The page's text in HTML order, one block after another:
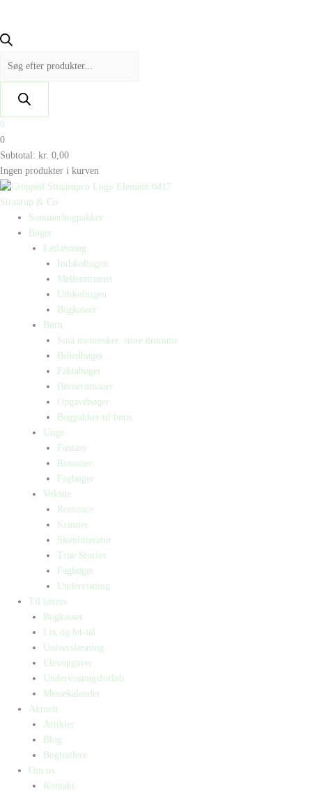
0
0
Subtotal: kr. 0,00
Ingen produkter i kurven
Straarup & Co
Sommerbogpakker
Bøger
Letlæsning
Indskolingen
Mellemtrinnet
Udskolingen
Bogkasser
Børn
Små mennesker, store drømme
Billedbøger
Faktabøger
Børneromaner
Opgavebøger
Bogpakker til børn
Unge
Fantasy
Romaner
Fagbøger
Voksne
Romance
Krimier
Skønlitteratur
True Stories
Fagbøger
Undervisning
Til lærere
Bogkasser
Lix og let-tal
Universlæsning
Elevopgaver
Undervisningsforløb
Messekalender
Aktuelt
Artikler
Blog
Bogtrailere
Om os
Kontakt